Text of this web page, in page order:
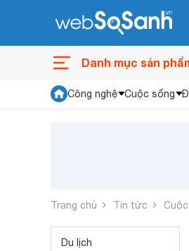
Danh mục sản
Công nghệ Cuộc sống
Trang chủ Tin tức
Du lịch